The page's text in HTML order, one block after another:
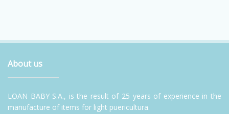
About us
LOAN BABY S.A., is the result of 25 years of experience in the
manufacture of items for light puericultura.